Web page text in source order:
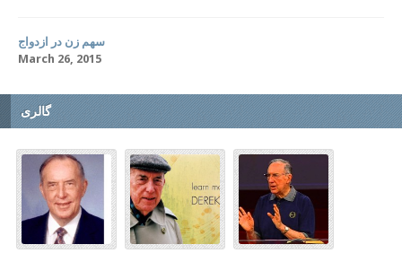
سهم زن در ازدواج
March 26, 2015
گالری